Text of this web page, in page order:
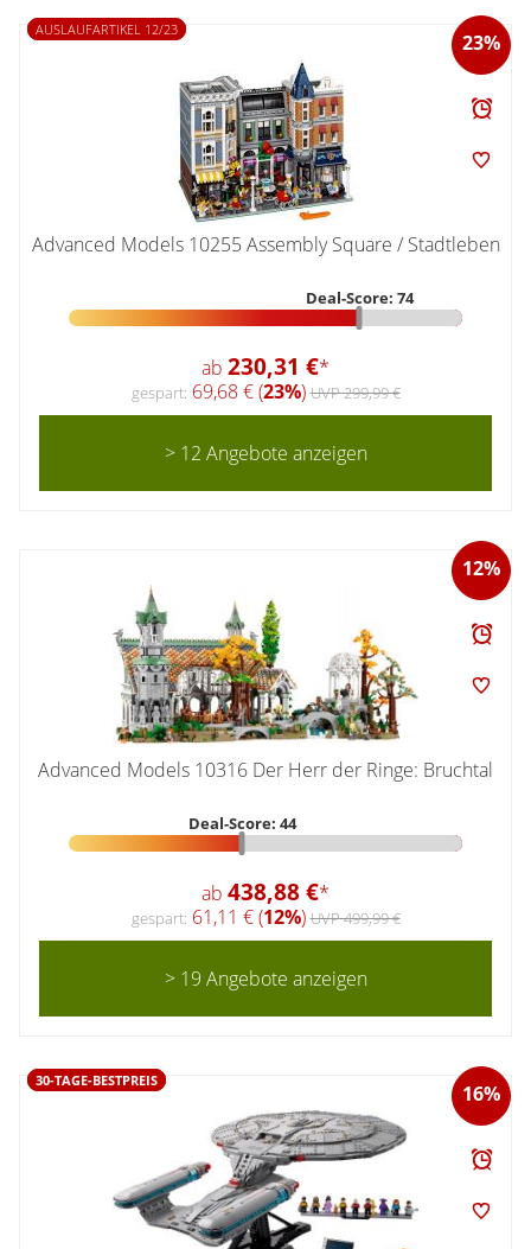
23%
AUSLAUFARTIKEL 12/23
Advanced Models 10255 Assembly Square / Stadtleben
Deal-Score: 74
ab 230,31 €*
gespart: 69,68 € (23%)UVP 299,99 €
> 12 Angebote anzeigen
12%
Advanced Models 10316 Der Herr der Ringe: Bruchtal
Deal-Score: 44
ab 438,88 €*
gespart: 61,11 € (12%)UVP 499,99 €
> 19 Angebote anzeigen
16%
30-TAGE-BESTPREIS